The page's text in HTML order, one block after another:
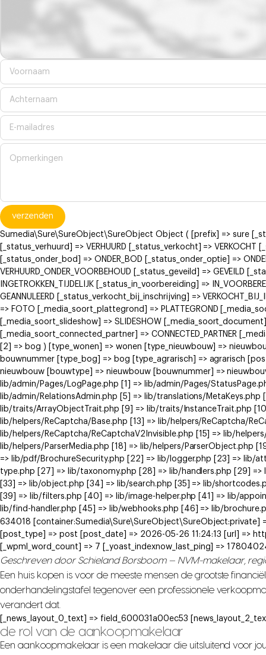
verzenden
Sumedia\Sure\SureObject\SureObject Object ( [prefix] => sure
[_status_verhuurd] => VERHUURD [_status_verkocht] =>
[_status_onder_bod] => ONDER_BOD [_status_onder_optie] =>
VERHUURD_ONDER_VOORBEHOUD [_status_geveild] => GEVEILD
INGETROKKEN_TIJDELIJK [_status_in_voorbereiding] =>
GEANNULEERD [_status_verkocht_bij_inschrijving] =>
=> FOTO [_media_soort_plattegrond] => PLATTEGROND
[_media_soort_slideshow] => SLIDESHOW
[_media_soort_connected_partner] => CONNECTED_PARTNER
[2] => bog ) [type_wonen] => wonen [type_nieuwbouw] =>
bouwnummer [type_bog] => bog [type_agrarisch] => agrarisch
nieuwbouw [bouwtype] => nieuwbouw [bouwnummer] =>
lib/admin/Pages/LogPage.php [1] => lib/admin/Pages/
lib/admin/RelationsAdmin.php [5] => lib/translations/
lib/traits/ArrayObjectTrait.php [9] => lib/traits/InstanceTrait.php
lib/helpers/ReCaptcha/Base.php [13] => lib/helpers/ReCaptcha/
lib/helpers/ReCaptcha/ReCaptchaV2Invisible.php [15] => lib/
lib/helpers/ParserMedia.php [18] => lib/helpers/ParserObject.php
=> lib/pdf/BrochureSecurity.php [22] => lib/logger.php [23] => lib/
type.php [27] => lib/taxonomy.php [28] => lib/handlers.php [29]
[33] => lib/object.php [34] => lib/search.php [35] => lib/
[39] => lib/filters.php [40] => lib/image-helper.php [41] => lib/
lib/find-handler.php [45] => lib/webhooks.php [46] => lib/
634018 [container:Sumedia\Sure\SureObject\SureObject:private]
[post_type] => post [post_date] => 2026-05-26 11:24:13 [url] =>
[_wpml_word_count] => 7 [_yoast_indexnow_last_ping] =>
Geschreven door Schieland Borsboom — NVM-makelaar,
Een huis kopen is voor de meeste mensen de grootste
onderhandelingstafel tegenover een professionele
verandert dat.
[_news_layout_0_text] => field_600031a00ec53
de rol van de aankoopmakelaar
Een aankoopmakelaar is een makelaar die uitsluitend voor